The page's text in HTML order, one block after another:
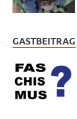
GASTBEITRAG